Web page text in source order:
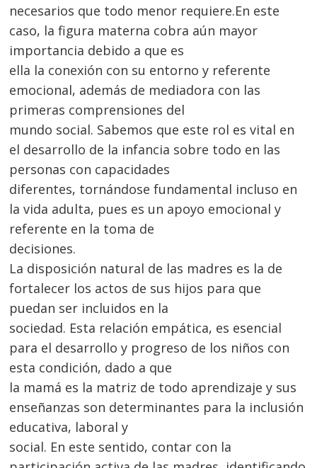
necesarios que todo menor requiere.En este
caso, la figura materna cobra aún mayor
importancia debido a que es
ella la conexión con su entorno y referente
emocional, además de mediadora con las
primeras comprensiones del
mundo social. Sabemos que este rol es vital en
el desarrollo de la infancia sobre todo en las
personas con capacidades
diferentes, tornándose fundamental incluso en
la vida adulta, pues es un apoyo emocional y
referente en la toma de
decisiones.
La disposición natural de las madres es la de
fortalecer los actos de sus hijos para que
puedan ser incluidos en la
sociedad. Esta relación empática, es esencial
para el desarrollo y progreso de los niños con
esta condición, dado a que
la mamá es la matriz de todo aprendizaje y sus
enseñanzas son determinantes para la inclusión
educativa, laboral y
social. En este sentido, contar con la
Navegación
de
entradas